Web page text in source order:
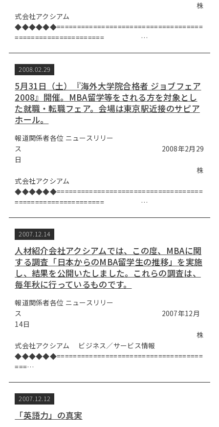
株
式会社アクシアム
◆◆◆◆◆◆====================================
====================== …
2008.02.29
5月31日（土）『海外大学院合格者 ジョブフェア
2008』開催。MBA留学等をされる方を対象とし
た就職・転職フェア。会場は東京駅近接のサピア
ホール。
報道関係者各位 ニュースリリー
ス 2008年2月29
日
株
式会社アクシアム
◆◆◆◆◆◆====================================
====================== …
2007.12.14
人材紹介会社アクシアムでは、この度、MBAに関
する調査「日本からのMBA留学生の推移」を実施
し、結果を公開いたしました。これらの調査は、
毎年秋に行っているものです。
報道関係者各位 ニュースリリー
ス 2007年12月
14日
株
式会社アクシアム ビジネス／サービス情報
◆◆◆◆◆◆====================================
===…
2007.12.12
「英語力」の真実